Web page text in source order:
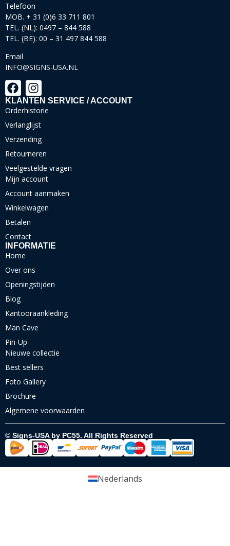
Telefoon
MOB. + 31 (0)6 33 711 801
TEL. (NL): 0497 – 844 588
TEL. (BE): 00 – 31 497 844 588
Email
INFO@SIGNS-USA.NL
KLANTEN SERVICE / ACCOUNT
Orderhistorie
Verlanglijst
Verzending
Retourneren
Veelgestelde vragen
Mijn account
Account aanmaken
Winkelwagen
Betalen
Contact
INFORMATIE
Home
Over ons
Openingstijden
Blog
Kantooraankleding
Man Cave
Pin-Up
Nieuwe collectie
Best sellers
Foto Gallery
Brochure
Algemene voorwaarden
© Signs-USA by PC55. All Rights Reserved
Nederlands